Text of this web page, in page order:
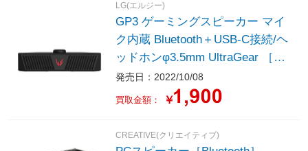
LG(エルジー)
GP3 ゲーミングスピーカー マイ
ク内蔵 Bluetooth＋USB-C接続/ヘ
ッドホンφ3.5mm UltraGear ［US
B・充電式 /2.0ch］
発売日：2022/10/08
買取金額： ￥
CREATIVE(クリエイティブ)